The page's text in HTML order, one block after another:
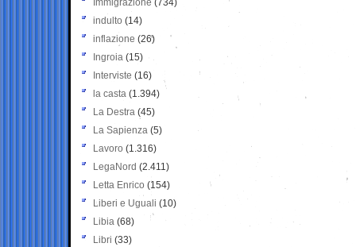
Immigrazione (734)
indulto (14)
inflazione (26)
Ingroia (15)
Interviste (16)
la casta (1.394)
La Destra (45)
La Sapienza (5)
Lavoro (1.316)
LegaNord (2.411)
Letta Enrico (154)
Liberi e Uguali (10)
Libia (68)
Libri (33)